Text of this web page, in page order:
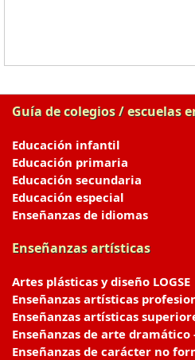
Guía de colegios / escuelas
Educación infantil
Educación primaria
Educación secundaria
Educación especial
Enseñanzas de idiomas
Enseñanzas artísticas
Artes plásticas y diseño LOGSE
Enseñanzas artísticas
Enseñanzas artísticas
Enseñanzas de arte dramático -
Enseñanzas de carácter no